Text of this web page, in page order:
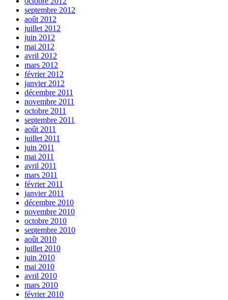
septembre 2012
août 2012
juillet 2012
juin 2012
mai 2012
avril 2012
mars 2012
février 2012
janvier 2012
décembre 2011
novembre 2011
octobre 2011
septembre 2011
août 2011
juillet 2011
juin 2011
mai 2011
avril 2011
mars 2011
février 2011
janvier 2011
décembre 2010
novembre 2010
octobre 2010
septembre 2010
août 2010
juillet 2010
juin 2010
mai 2010
avril 2010
mars 2010
février 2010